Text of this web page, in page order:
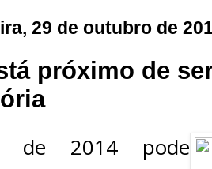
29 de outubro de
próximo de
de 2014 pode